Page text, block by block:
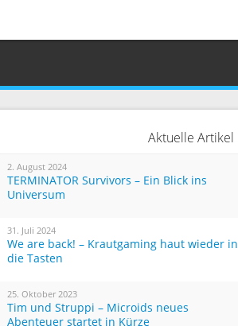
Aktuelle Artikel
2. August 2024
TERMINATOR Survivors – Ein Blick ins
Universum
31. Juli 2024
We are back! – Krautgaming haut wieder in
die Tasten
25. Oktober 2023
Tim und Struppi – Microids neues
Abenteuer startet in Kürze